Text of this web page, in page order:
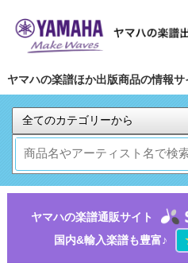
ヤマハの楽譜ほか出版商品の情報サ
ヤマハの楽譜通販サイト
国内&輸入楽譜も豊富♪